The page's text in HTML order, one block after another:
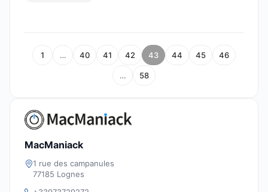
1 … 40 41 42 43 44 45 46
… 58
MacManiack
1 rue des campanules
77185 Lognes